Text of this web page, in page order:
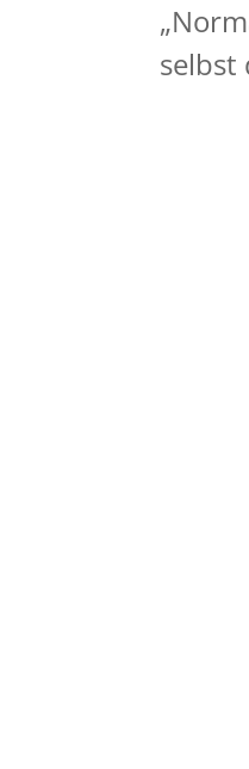
selbst